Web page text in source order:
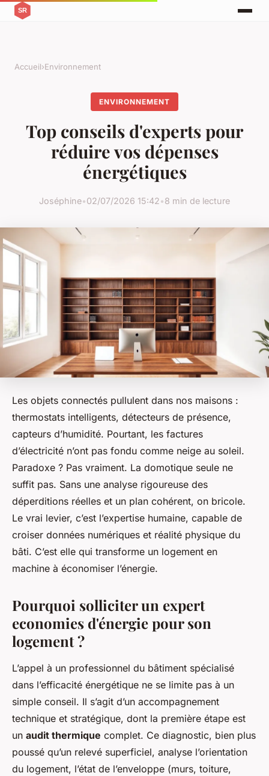
Accueil›Environnement
ENVIRONNEMENT
Top conseils d'experts pour
réduire vos dépenses
énergétiques
Joséphine•02/07/2026 15:42•8 min de lecture
Les objets connectés pullulent dans nos maisons :
thermostats intelligents, détecteurs de présence,
capteurs d’humidité. Pourtant, les factures
d’électricité n’ont pas fondu comme neige au soleil.
Paradoxe ? Pas vraiment. La domotique seule ne
suffit pas. Sans une analyse rigoureuse des
déperditions réelles et un plan cohérent, on bricole.
Le vrai levier, c’est l’expertise humaine, capable de
croiser données numériques et réalité physique du
bâti. C’est elle qui transforme un logement en
machine à économiser l’énergie.
Pourquoi solliciter un expert
economies d'énergie pour son
logement ?
L’appel à un professionnel du bâtiment spécialisé
dans l’efficacité énergétique ne se limite pas à un
simple conseil. Il s’agit d’un accompagnement
technique et stratégique, dont la première étape est
un audit thermique complet. Ce diagnostic, bien plus
poussé qu’un relevé superficiel, analyse l’orientation
du logement, l’état de l’enveloppe (murs, toiture,